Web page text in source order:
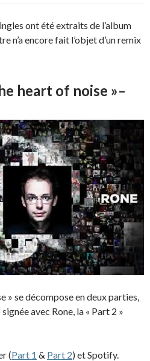
ont été extraits de l’album
n’a encore fait l’objet d’un remix
heart of noise »–
» se décompose en deux parties,
avec Rone, la « Part 2 »
(Part 1 & Part 2) et Spotify.